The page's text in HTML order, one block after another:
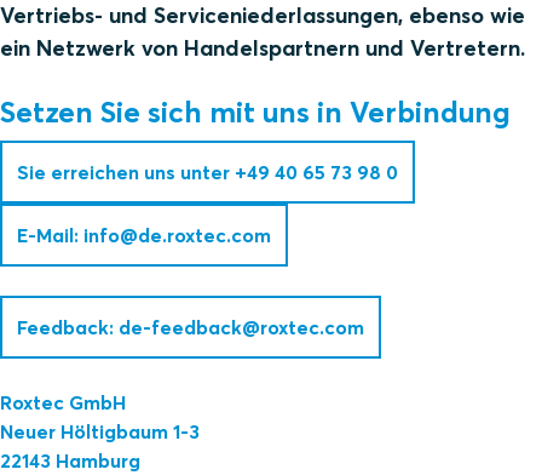
Vertriebs- und Serviceniederlassungen, ebenso wie
ein Netzwerk von Handelspartnern und Vertretern.
Setzen Sie sich mit uns in Verbindung
Sie erreichen uns unter +49 40 65 73 98 0
E-Mail: info@de.roxtec.com
Feedback: de-feedback@roxtec.com
Roxtec GmbH
Neuer Höltigbaum 1-3
22143 Hamburg